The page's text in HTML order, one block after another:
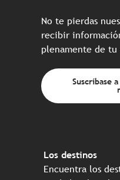
No te pierdas
recibir
plenamente de tu
Suscríbase
Los destinos
Encuentra los